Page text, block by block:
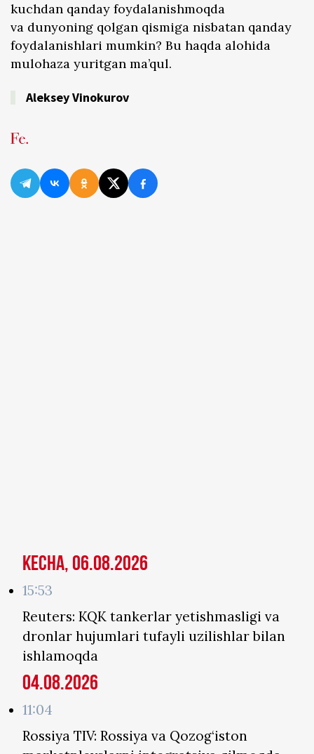
kuchdan qanday foydalanishmoqda
va dunyoning qolgan qismiga nisbatan qanday
foydalanishlari mumkin? Bu haqda alohida
mulohaza yuritgan ma’qul.
Aleksey Vinokurov
Kecha, 06.08.2026
15:53
Reuters: KQK tankerlar yetishmasligi va
dronlar hujumlari tufayli uzilishlar bilan
ishlamoqda
04.08.2026
11:04
Rossiya TIV: Rossiya va Qozog‘iston